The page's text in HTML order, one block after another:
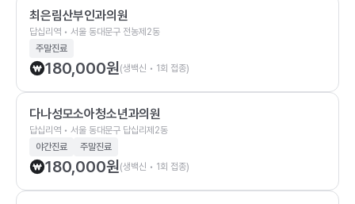
최은림산부인과의원
답십리역 • 서울 동대문구 전농제2동
주말진료
180,000원(생백신 • 1회 접종)
다나성모소아청소년과의원
답십리역 • 서울 동대문구 답십리제2동
야간진료
주말진료
180,000원(생백신 • 1회 접종)